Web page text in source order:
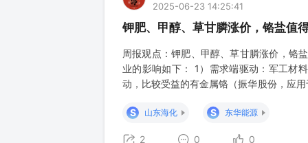
2025-06-23 14:25:41
钾肥、甲醇、草甘膦涨价，铬盐值
周报观点：钾肥、甲醇、草甘膦涨价，铬
业的影响如下： 1）需求端驱动：军工材
动，比较受益的有金属铬（振华股份，应
份、云天化、兴发集团、新洋丰、史丹利
S 山东海化 S 东华能源
2 0 0